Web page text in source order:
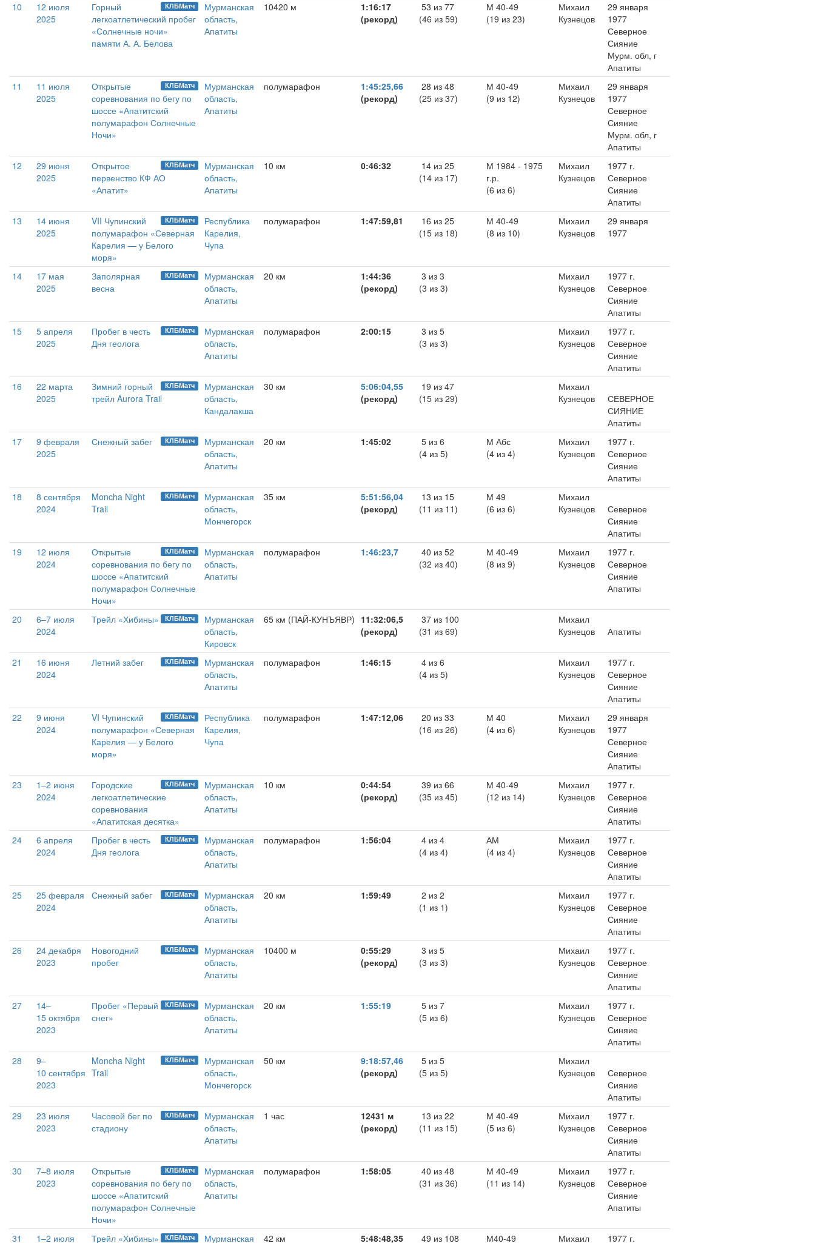
10
12 июля
2025
КЛБМатч
Горный
легкоатлетический пробег
«Солнечные ночи»
памяти А. А. Белова
Мурманская
область,
Апатиты
10420 м
1:16:17
(рекорд)
53 из 77
(46 из 59)
М 40-49
(19 из 23)
Михаил
Кузнецов
29 января
1977
Северное
Сияние
Мурм. обл, г
Апатиты
11
11 июля
2025
КЛБМатч
Открытые
соревнования по бегу по
шоссе «Апатитский
полумарафон Солнечные
Ночи»
Мурманская
область,
Апатиты
полумарафон
1:45:25,66
(рекорд)
28 из 48
(25 из 37)
М 40-49
(9 из 12)
Михаил
Кузнецов
29 января
1977
Северное
Сияние
Мурм. обл, г
Апатиты
12
29 июня
2025
КЛБМатч
Открытое
первенство КФ АО
«Апатит»
Мурманская
область,
Апатиты
10 км 0:46:32
14 из 25
(14 из 17)
М 1984 - 1975
г.р.
(6 из 6)
Михаил
Кузнецов
1977 г.
Северное
Сияние
Апатиты
13
14 июня
2025
КЛБМатч
VII Чупинский
полумарафон «Северная
Карелия — у Белого
моря»
Республика
Карелия,
Чупа
полумарафон 1:47:59,81
16 из 25
(15 из 18)
М 40-49
(8 из 10)
Михаил
Кузнецов
29 января
1977
14
17 мая
2025
КЛБМатч
Заполярная
весна
Мурманская
область,
Апатиты
20 км
1:44:36
(рекорд)
3 из 3
(3 из 3)
Михаил
Кузнецов
1977 г.
Северное
Сияние
Апатиты
15
5 апреля
2025
КЛБМатч
Пробег в честь
Дня геолога
Мурманская
область,
Апатиты
полумарафон 2:00:15
3 из 5
(3 из 3)
Михаил
Кузнецов
1977 г.
Северное
Сияние
Апатиты
16
22 марта
2025
КЛБМатч
Зимний горный
трейл Aurora Trail
Мурманская
область,
Кандалакша
30 км
5:06:04,55
(рекорд)
19 из 47
(15 из 29)
Михаил
Кузнецов
СЕВЕРНОЕ
СИЯНИЕ
Апатиты
17
9 февраля
2025
КЛБМатч
Снежный забег
Мурманская
область,
Апатиты
20 км 1:45:02
5 из 6
(4 из 5)
М Абс
(4 из 4)
Михаил
Кузнецов
1977 г.
Северное
Сияние
Апатиты
18
8 сентября
2024
КЛБМатч
Moncha Night
Trail
Мурманская
область,
Мончегорск
35 км
5:51:56,04
(рекорд)
13 из 15
(11 из 11)
М 49
(6 из 6)
Михаил
Кузнецов
Северное
Сияние
Апатиты
19
12 июля
2024
КЛБМатч
Открытые
соревнования по бегу по
шоссе «Апатитский
полумарафон Солнечные
Ночи»
Мурманская
область,
Апатиты
полумарафон 1:46:23,7
40 из 52
(32 из 40)
М 40-49
(8 из 9)
Михаил
Кузнецов
1977 г.
Северное
Сияние
Апатиты
20
6–7 июля
2024
КЛБМатч
Трейл «Хибины»
Мурманская
область,
Кировск
65 км (ПАЙ-КУНЪЯВР) 11:32:06,5
(рекорд)
37 из 100
(31 из 69)
Михаил
Кузнецов
Апатиты
21
16 июня
2024
КЛБМатч
Летний забег
Мурманская
область,
Апатиты
полумарафон 1:46:15
4 из 6
(4 из 5)
Михаил
Кузнецов
1977 г.
Северное
Сияние
Апатиты
22
9 июня
2024
КЛБМатч
VI Чупинский
полумарафон «Северная
Карелия — у Белого
моря»
Республика
Карелия,
Чупа
полумарафон 1:47:12,06
20 из 33
(16 из 26)
М 40
(4 из 6)
Михаил
Кузнецов
29 января
1977
Северное
Сияние
Апатиты
23
1–2 июня
2024
КЛБМатч
Городские
легкоатлетические
соревнования
«Апатитская десятка»
Мурманская
область,
Апатиты
10 км
0:44:54
(рекорд)
39 из 66
(35 из 45)
М 40-49
(12 из 14)
Михаил
Кузнецов
1977 г.
Северное
Сияние
Апатиты
24
6 апреля
2024
КЛБМатч
Пробег в честь
Дня геолога
Мурманская
область,
Апатиты
полумарафон 1:56:04
4 из 4
(4 из 4)
АМ
(4 из 4)
Михаил
Кузнецов
1977 г.
Северное
Сияние
Апатиты
25
25 февраля
2024
КЛБМатч
Снежный забег
Мурманская
область,
Апатиты
20 км 1:59:49
2 из 2
(1 из 1)
Михаил
Кузнецов
1977 г.
Северное
Сияние
Апатиты
26
24 декабря
2023
КЛБМатч
Новогодний
пробег
Мурманская
область,
Апатиты
10400 м
0:55:29
(рекорд)
3 из 5
(3 из 3)
Михаил
Кузнецов
1977 г.
Северное
Сияние
Апатиты
27
14–
15 октября
2023
КЛБМатч
Пробег «Первый
снег»
Мурманская
область,
Апатиты
20 км 1:55:19
5 из 7
(5 из 6)
Михаил
Кузнецов
1977 г.
Северное
Синяие
Апатиты
28
9–
10 сентября
2023
КЛБМатч
Moncha Night
Trail
Мурманская
область,
Мончегорск
50 км
9:18:57,46
(рекорд)
5 из 5
(5 из 5)
Михаил
Кузнецов
Северное
Сияние
Апатиты
29
23 июля
2023
КЛБМатч
Часовой бег по
стадиону
Мурманская
область,
Апатиты
1 час
12431 м
(рекорд)
13 из 22
(11 из 15)
М 40-49
(5 из 6)
Михаил
Кузнецов
1977 г.
Северное
Сияние
Апатиты
30
7–8 июля
2023
КЛБМатч
Открытые
соревнования по бегу по
шоссе «Апатитский
полумарафон Солнечные
Ночи»
Мурманская
область,
Апатиты
полумарафон 1:58:05
40 из 48
(31 из 36)
М 40-49
(11 из 14)
Михаил
Кузнецов
1977 г.
Северное
Сияние
Апатиты
31 1–2 июля КЛБМатч
Трейл «Хибины» Мурманская 42 км 5:48:48,35 49 из 108 М40-49 Михаил 1977 г.